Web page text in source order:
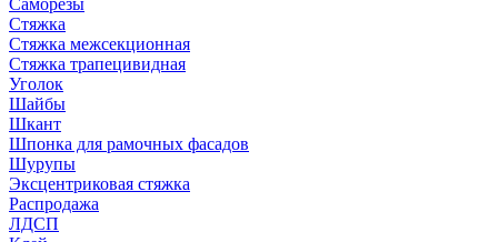
Саморезы
Стяжка
Стяжка межсекционная
Стяжка трапецивидная
Уголок
Шайбы
Шкант
Шпонка для рамочных фасадов
Шурупы
Эксцентриковая стяжка
Распродажа
ЛДСП